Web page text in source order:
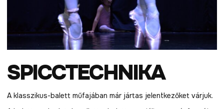
SPICCTECHNIKA
A klasszikus-balett műfajában már jártas jelentkezőket várjuk.